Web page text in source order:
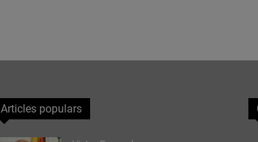
Articles populars